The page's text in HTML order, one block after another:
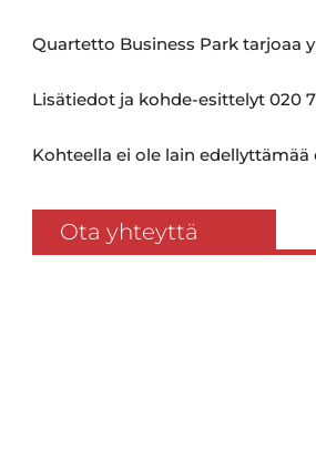
Quartetto Business Park tarjoaa
Lisätiedot ja kohde-esittelyt 020
Kohteella ei ole lain
Ota yhteyttä